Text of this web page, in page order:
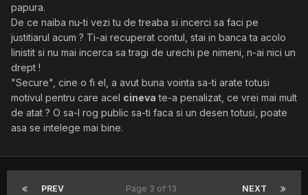
papura.
De ce naiba nu-ti vezi tu de treaba si incerci sa faci pe
justitiarul acum ? Ti-ai recuperat contul, stai in banca ta acolo
linistit si nu mai incerca sa tragi de urechi pe nimeni, n-ai nici un
drept !
"Secure", cine o fi el, a avut buna vointa sa-ti arate totusi
motivul pentru care acel cineva te-a penalizat, ce vrei mai mult
de atat ? O sa-l rog public sa-ti faca si un desen totusi, poate
asa se intelege mai bine.
PREV NEXT
Page 3 of 13